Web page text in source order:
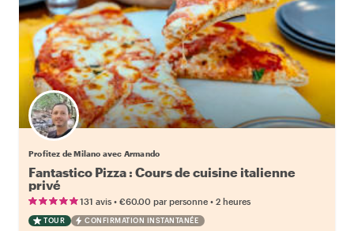
Profitez de Milano avec Armando
Fantastico Pizza : Cours de cuisine italienne
privé
131 avis • €60.00 par personne • 2 heures
TOUR CONFIRMATION INSTANTANÉE